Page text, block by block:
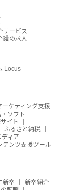
サービス
護の求人
Locus
ーケティング支援
ソフト
イト
ふるさと納税
ィア
テンツ支援ツール
新卒
新卒紹介